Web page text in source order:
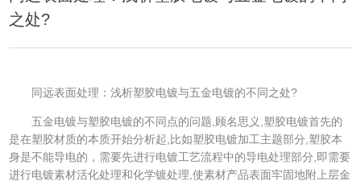
之处?
同远表面处理：浅析塑胶电镀与五金电镀的不同之处?
五金电镀与塑胶电镀的不同点的问题,顾名思义,塑胶电镀首先的
是在塑胶材质的本质开始分析起,比如塑胶电镀加工主题部分,塑胶本
身是不能导电的，需要先进行电镀工艺流程中的导电处理部分,即需要
进行电镀素材活化处理和化学镀处理,使素材产品表面牢固地附上层金